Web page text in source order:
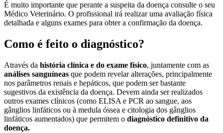
É muito importante que perante a suspeita da doença consulte o seu
Médico Veterinário. O profissional irá realizar uma avaliação física
detalhada e alguns exames para obter a confirmação da doença.
Como é feito o diagnóstico?
Através da história clínica e do exame físico, juntamente com as
análises sanguíneas que podem revelar alterações, principalmente
nos parâmetros renais e hepáticos, que podem ser bastante
sugestivos da existência da doença. Devem ainda ser realizados
outros exames clínicos (como ELISA e PCR ao sangue, aos
gânglios linfáticos ou à medula óssea e citologia dos gânglios
linfáticos aumentados) que permitem o diagnóstico definitivo da
doença.